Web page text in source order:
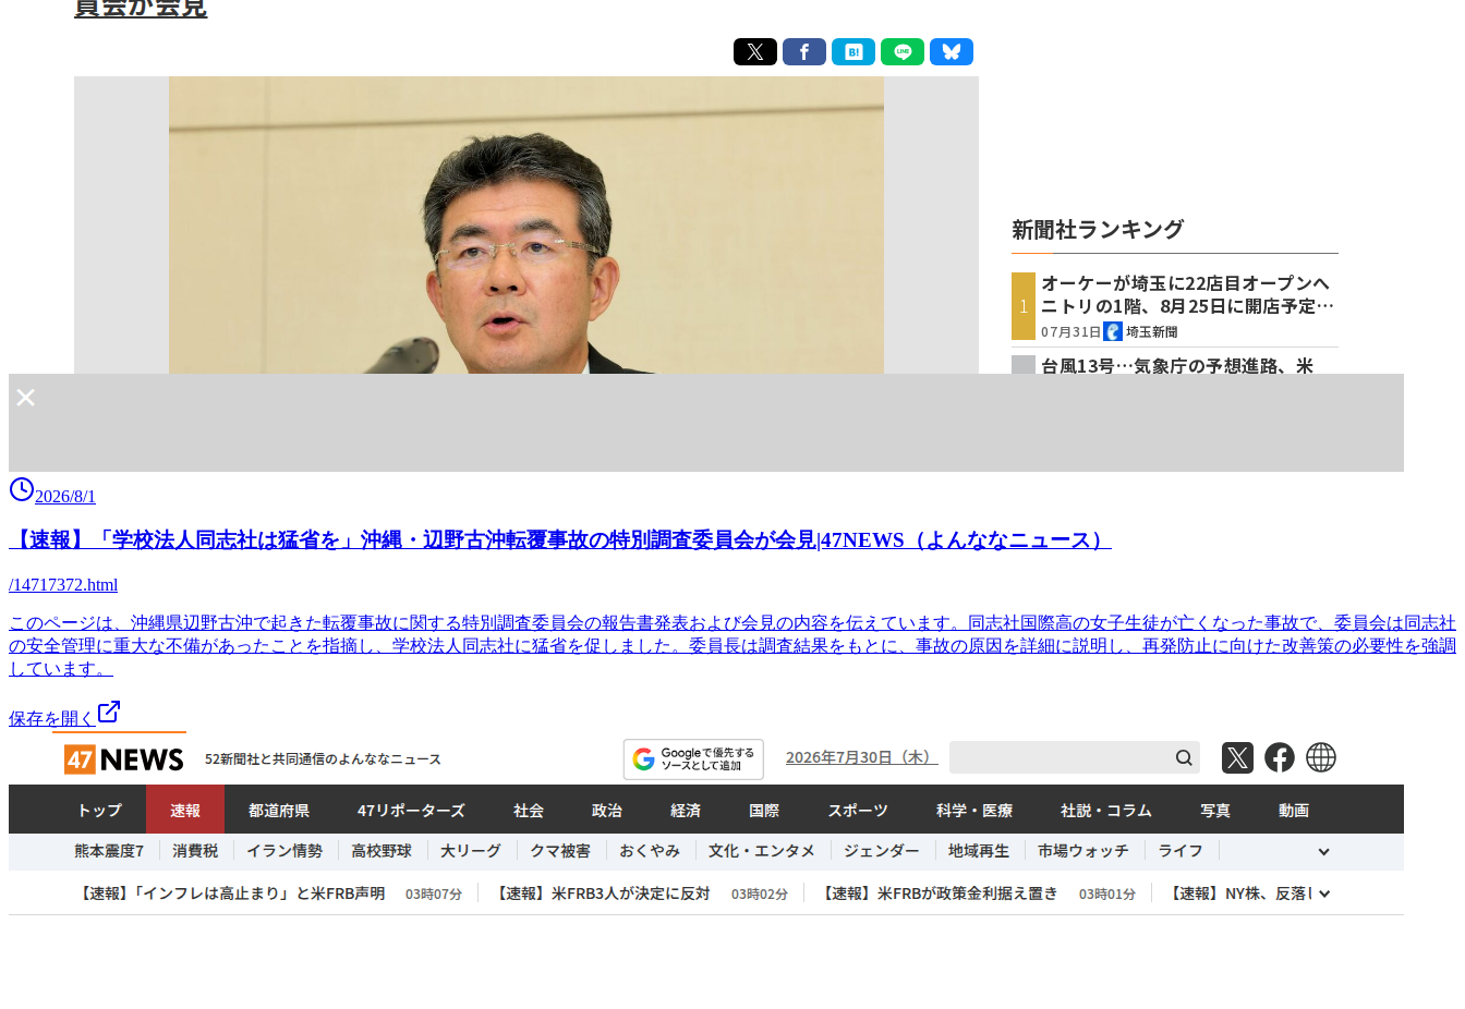
2026/8/1
【速報】「学校法人同志社は猛省を」沖縄・辺野古沖転覆事故の特別調査委員会が会見|47NEWS（よんななニュース）
/14717372.html
このページは、沖縄県辺野古沖で起きた転覆事故に関する特別調査委員会の報告書発表および会見の内容を伝えています。同志社国際高の女子生徒が亡くなった事故で、委員会は同志社
の安全管理に重大な不備があったことを指摘し、学校法人同志社に猛省を促しました。委員長は調査結果をもとに、事故の原因を詳細に説明し、再発防止に向けた改善策の必要性を強調
しています。
保存を開く